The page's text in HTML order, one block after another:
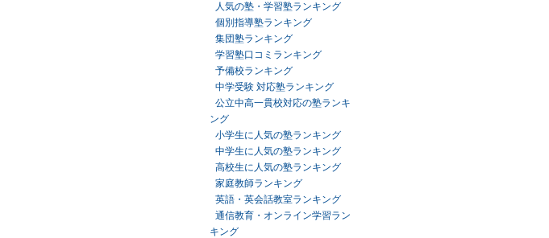
人気の塾・学習塾ランキング
個別指導塾ランキング
集団塾ランキング
学習塾口コミランキング
予備校ランキング
中学受験 対応塾ランキング
公立中高一貫校対応の塾ランキ
ング
小学生に人気の塾ランキング
中学生に人気の塾ランキング
高校生に人気の塾ランキング
家庭教師ランキング
英語・英会話教室ランキング
通信教育・オンライン学習ラン
キング